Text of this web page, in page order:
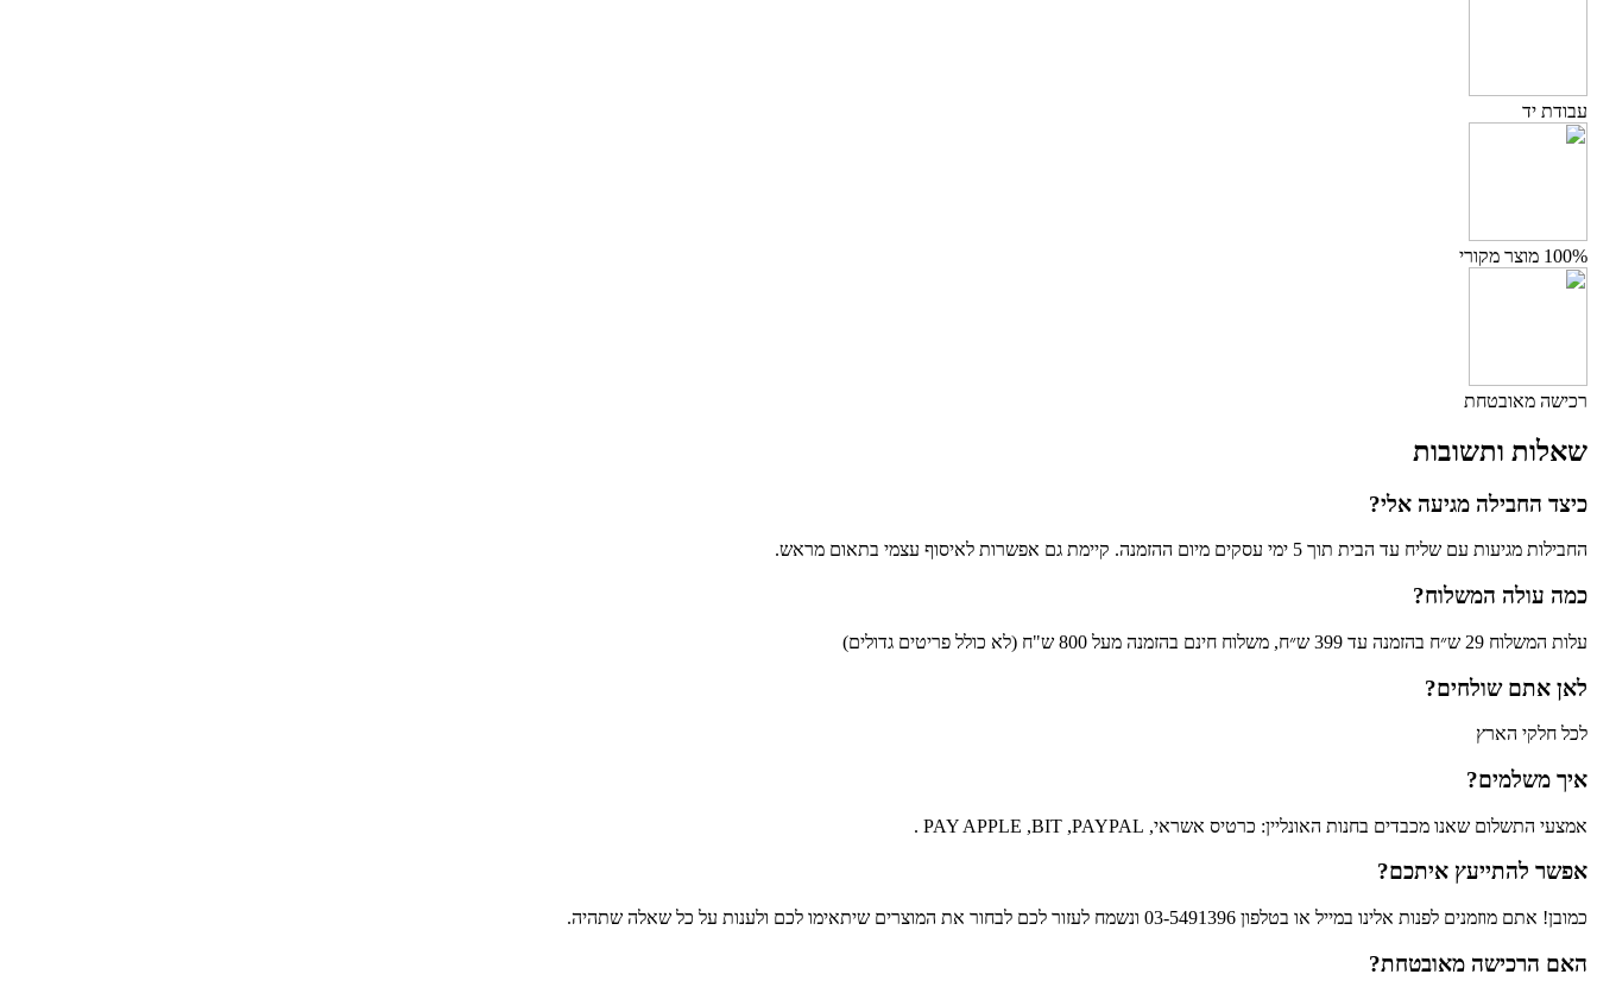
עבודת יד
100% מוצר מקורי
רכישה מאובטחת
שאלות ותשובות
כיצד החבילה מגיעה אלי?
החבילות מגיעות עם שליח עד הבית תוך 5 ימי עסקים מיום ההזמנה. קיימת גם אפשרות לאיסוף עצמי בתאום מראש.
כמה עולה המשלוח?
עלות המשלוח 29 ש״ח בהזמנה עד 399 ש״ח, משלוח חינם בהזמנה מעל 800 ש"ח (לא כולל פריטים גדולים)
לאן אתם שולחים?
לכל חלקי הארץ
איך משלמים?
אמצעי התשלום שאנו מכבדים בחנות האונליין: כרטיס אשראי, PAY APPLE ,BIT ,PAYPAL .
אפשר להתייעץ איתכם?
כמובן! אתם מוזמנים לפנות אלינו במייל או בטלפון 03-5491396 ונשמח לעזור לכם לבחור את המוצרים שיתאימו לכם ולענות על כל שאלה שתהיה.
האם הרכישה מאובטחת?